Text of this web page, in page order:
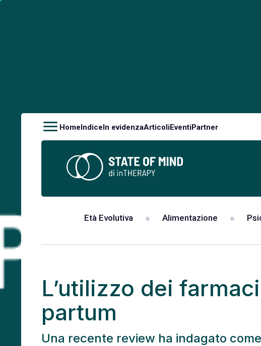
HomeIndiceIn evidenzaArticoliEventiPartner
Età Evolutiva Alimentazione
L’utilizzo dei
partum
Una recente review ha indagato